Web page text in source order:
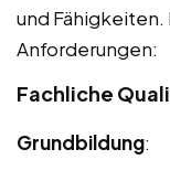
und
Anforderungen:
Fachliche
Grundbildung: